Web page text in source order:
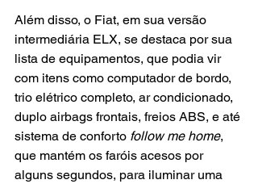
Além disso, o Fiat, em sua versão
intermediária ELX, se destaca por sua
lista de equipamentos, que podia vir
com itens como computador de bordo,
trio elétrico completo, ar condicionado,
duplo airbags frontais, freios ABS, e até
sistema de conforto follow me home,
que mantém os faróis acesos por
alguns segundos, para iluminar uma